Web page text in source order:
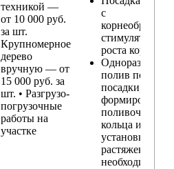
техникой —
от 10 000 руб.
за шт.
Крупномерное
дерево
вручную — от
15 000 руб. за
шт. • Разгрузо-
погрузочные
работы на
участке
с
стимулятором
роста корней
Одноразовый
полив после
посадки,
формирование
поливочного
кольца и
установка
растяжек (при